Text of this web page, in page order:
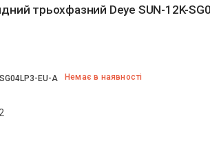
трьохфазний Deye SUN-12K-
EU-A Немає в наявності